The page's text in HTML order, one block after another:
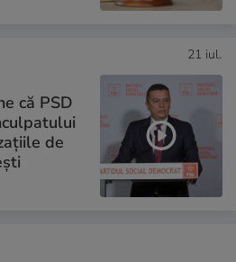
21 iul.
că PSD
de